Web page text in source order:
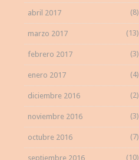
abril 2017 (8)
marzo 2017 (13)
febrero 2017 (3)
enero 2017 (4)
diciembre 2016 (2)
noviembre 2016 (3)
octubre 2016 (7)
septiembre 2016 (10)